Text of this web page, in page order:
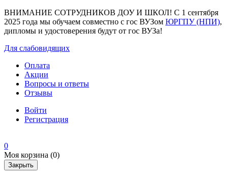
ВНИМАНИЕ СОТРУДНИКОВ ДОУ И ШКОЛ! С 1 сентября
2025 года мы обучаем совместно с гос ВУЗом ЮРГПУ (НПИ),
дипломы и удостоверения будут от гос ВУЗа!
Для слабовидящих
Оплата
Акции
Вопросы и ответы
Отзывы
Войти
Регистрация
0
Моя корзина (0)
Закрыть